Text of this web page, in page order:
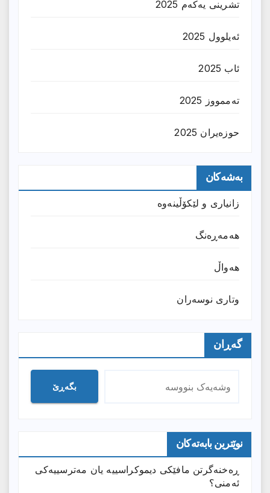
تشرینی یەکەم 2025
ئەیلوول 2025
ئاب 2025
تەممووز 2025
حوزه‌یران 2025
بەشەکان
زانیارى و لێکۆڵینەوە
هەمەڕەنگ
هەواڵ
وتارى نوسەران
گەڕان
بگەڕێ
نوێترین بابەتەکان
ڕەخنەگرتن مافێکی دیموکراسییە یان مەترسییەکی
ئەمنی؟